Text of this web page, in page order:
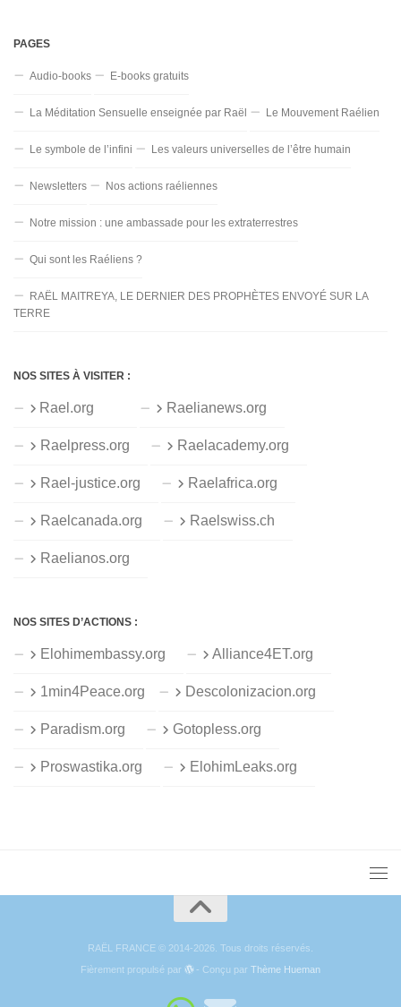
PAGES
Audio-books E-books gratuits
La Méditation Sensuelle enseignée par Raël Le Mouvement Raélien
Le symbole de l’infini Les valeurs universelles de l’être humain
Newsletters Nos actions raéliennes
Notre mission : une ambassade pour les extraterrestres
Qui sont les Raéliens ?
RAËL MAITREYA, LE DERNIER DES PROPHÈTES ENVOYÉ SUR LA
TERRE
NOS SITES À VISITER :
Rael.org Raelianews.org
Raelpress.org Raelacademy.org
Rael-justice.org Raelafrica.org
Raelcanada.org Raelswiss.ch
Raelianos.org
NOS SITES D’ACTIONS :
Elohimembassy.org Alliance4ET.org
1min4Peace.org Descolonizacion.org
Paradism.org Gotopless.org
Proswastika.org ElohimLeaks.org
RAËL FRANCE © 2014-2026. Tous droits réservés.
Fièrement propulsé par
- Conçu parThème Hueman